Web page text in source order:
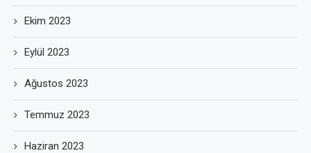
Ekim 2023
Eylül 2023
Ağustos 2023
Temmuz 2023
Haziran 2023